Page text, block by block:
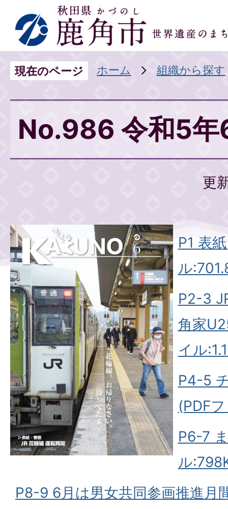
現在のページ ホーム 組織から探す
No.986 令和5年
更
P1 表
ル
P2-3
角家
イル
P4-5
(PDF
P6-7
ル
P8-9 6月は男女共同参画推進月